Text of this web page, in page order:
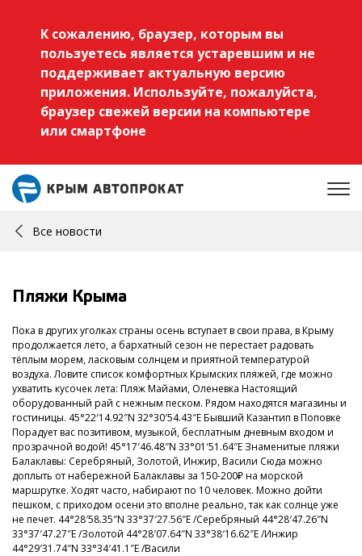
К сожалению, браузер, которым вы
пользуетесь является устаревшим и не
поддерживает актуальную версию
приложения. Используйте, пожалуйста,
браузер свежей версии на компьютере
или смартфоне
Все новости
Пляжи Крыма
Пока в других уголках страны осень вступает в свои права, в Крыму
продолжается лето, а бархатный сезон не перестает радовать
тёплым морем, ласковым солнцем и приятной температурой
воздуха. Ловите список комфортных Крымских пляжей, где можно
ухватить кусочек лета: Пляж Майами, Оленевка Настоящий
оборудованный рай с нежным песком. Рядом находятся магазины и
гостиницы. 45°22′14.92″N 32°30′54.43″E Бывший Казантип в Поповке
Порадует вас позитивом, музыкой, бесплатным дневным входом и
прозрачной водой! 45°17′46.48″N 33°01′51.64″E Знаменитые пляжи
Балаклавы: Серебряный, Золотой, Инжир, Васили Сюда можно
доплыть от набережной Балаклавы за 150-200₽ на морской
маршрутке. Ходят часто, набирают по 10 человек. Можно дойти
пешком, с приходом осени это вполне реально, так как солнце уже
не печет. 44°28′58.35″N 33°37′27.56″E /Серебряный 44°28′47.26″N
33°37′47.27″E /Золотой 44°28′07.64″N 33°38′16.62″E /Инжир
44°29′31.74″N 33°34′41.1″E /Васили